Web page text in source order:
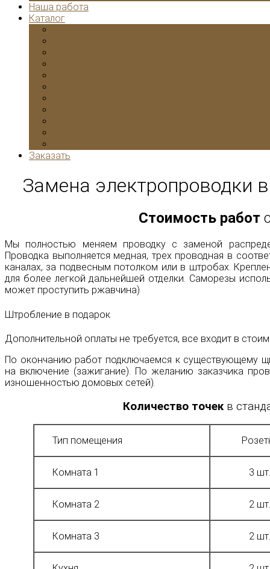
Наша работа
Каталог
Заказать
Замена электропроводки
Стоимость работ
Мы полностью меняем проводку с заменой
Проводка выполняется медная, трех проводная в
каналах, за подвесным потолком или в штробах.
для более легкой дальнейшей отделки. Саморезы
может проступить ржавчина)
Штробление в подарок
Дополнительной оплаты не требуется, все входит в
По окончанию работ подключаемся к существующему
на включение (зажигание). По желанию заказчика
изношенностью домовых сетей).
Количество точекв
Тип помещения
Комната 1 3 шт.
Комната 2 2 шт.
Комната 3 2 шт.